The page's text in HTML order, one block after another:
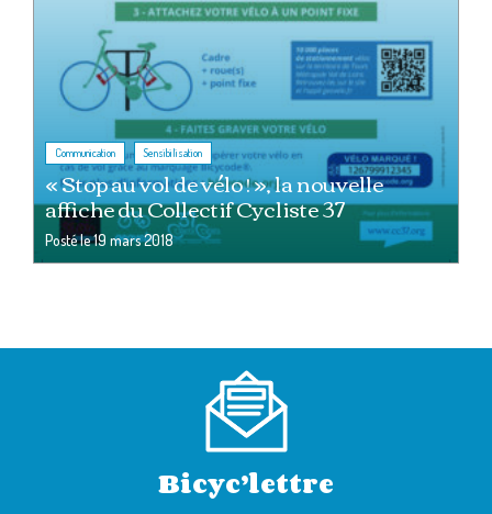
Communication , Sensibilisation
« Stop au vol de vélo ! », la nouvelle
affiche du Collectif Cycliste 37
Posté le19 mars 2018
Bicyc’lettre